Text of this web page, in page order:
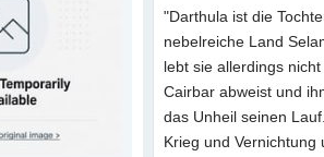
"Darthula ist die
nebelreiche Land
lebt sie allerdings
Cairbar abweist und
das Unheil seinen
Krieg und